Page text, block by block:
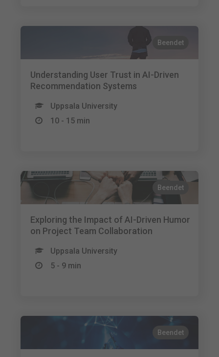
Beendet
Understanding User Trust in AI-Driven
Recommendation Systems
Uppsala University
10 - 15 min
Beendet
Exploring the Impact of AI-Driven Humor
on Project Team Collaboration
Uppsala University
5 - 9 min
Beendet